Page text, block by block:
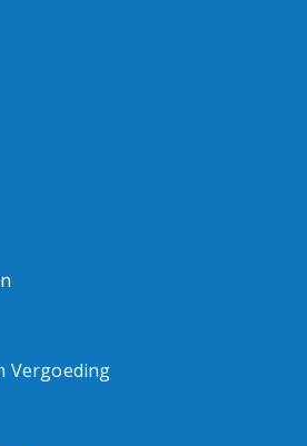
Vergoeding